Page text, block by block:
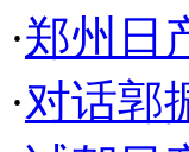
·郑州日
·对话郭